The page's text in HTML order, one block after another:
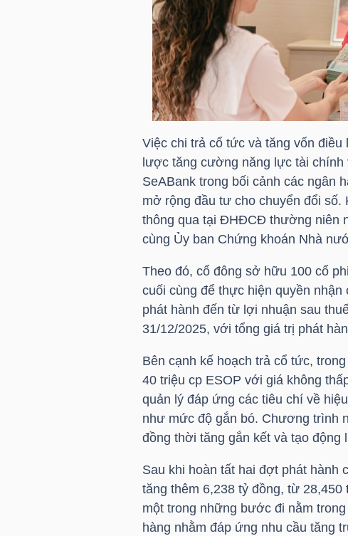
Việc chi trả cổ tức và tăng vốn
lược tăng cường năng lực tài
SeABank trong bối cảnh các ngân
mở rộng đầu tư cho chuyển đổi
thông qua tại ĐHĐCĐ thường niên
cùng Ủy ban Chứng khoán Nhà
Theo đó, cổ đông sở hữu 100 cổ
cuối cùng để thực hiện quyền
phát hành đến từ lợi nhuận sau
31/12/2025, với tổng giá trị phát
Bên cạnh kế hoạch trả cổ tức,
40 triệu cp ESOP với giá không
quản lý đáp ứng các tiêu chí về
như mức độ gắn bó. Chương trình
đồng thời tăng gắn kết và tạo động
Sau khi hoàn tất hai đợt phát hành
tăng thêm 6,238 tỷ đồng, từ
một trong những bước đi nằm
hàng nhằm đáp ứng nhu cầu tăng